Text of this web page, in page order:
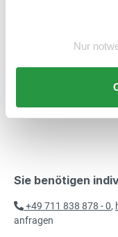
Nur
Einsatzkästen
Sie benötigen
+49 711 838 878 - 0,
anfragen